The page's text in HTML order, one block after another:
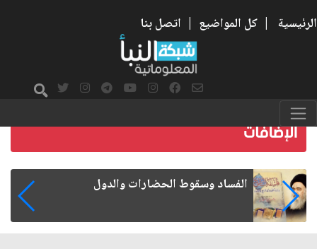
الرئيسية | كل المواضيع | اتصل بنا
رواتب الموظفين على صفيح ساخن